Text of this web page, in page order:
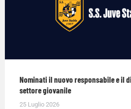
Nominati il nuovo responsabile e il
settore giovanile
25 Luglio 2026